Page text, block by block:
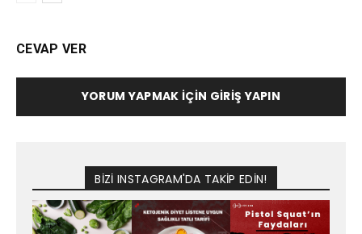
CEVAP VER
YORUM YAPMAK İÇIN GIRIŞ YAPIN
BİZİ INSTAGRAM'DA TAKİP EDİN!